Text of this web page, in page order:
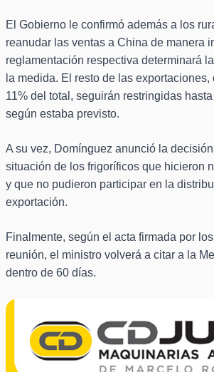
El Gobierno le confirmó además a los
reanudar las ventas a China de manera
reglamentación respectiva determinará
la medida. El resto de las exportaciones,
11% del total, seguirán restringidas
según estaba previsto.
A su vez, Domínguez anunció la
situación de los frigoríficos que hicieron
y que no pudieron participar en la
exportación.
Finalmente, según el acta firmada por
reunión, el ministro volverá a citar a la
dentro de 60 días.